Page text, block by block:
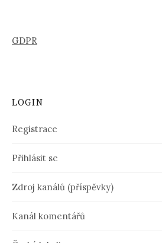
GDPR
LOGIN
Registrace
Přihlásit se
Zdroj kanálů (příspěvky)
Kanál komentářů